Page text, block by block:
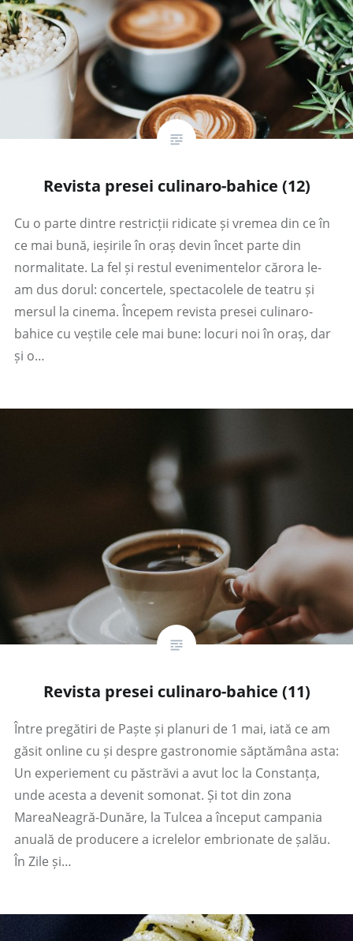
Revista presei culinaro-bahice (12)
Cu o parte dintre restricții ridicate și vremea din ce în
ce mai bună, ieșirile în oraș devin încet parte din
normalitate. La fel și restul evenimentelor cărora le-
am dus dorul: concertele, spectacolele de teatru și
mersul la cinema. Începem revista presei culinaro-
bahice cu veștile cele mai bune: locuri noi în oraș, dar
și o…
Revista presei culinaro-bahice (11)
Între pregătiri de Paște și planuri de 1 mai, iată ce am
găsit online cu și despre gastronomie săptămâna asta:
Un experiement cu păstrăvi a avut loc la Constanța,
unde acesta a devenit somonat. Și tot din zona
MareaNeagră-Dunăre, la Tulcea a început campania
anuală de producere a icrelelor embrionate de șalău.
În Zile și…